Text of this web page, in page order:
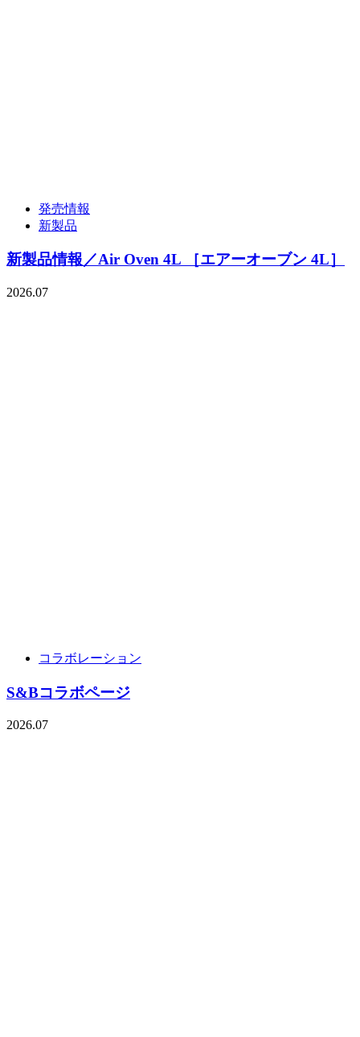
発売情報
新製品
新製品情報／Air Oven 4L ［エアーオーブン 4L］
2026.07
コラボレーション
S&Bコラボページ
2026.07